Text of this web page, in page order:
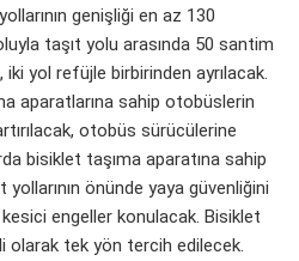
genişliği en az 130
taşıt yolu arasında 50 santim
yol refüjle birbirinden ayrılacak.
aparatlarına sahip otobüslerin
otobüs sürücülerine
bisiklet taşıma aparatına sahip
önünde yaya güvenliğini
engeller konulacak. Bisiklet
olarak tek yön tercih edilecek.